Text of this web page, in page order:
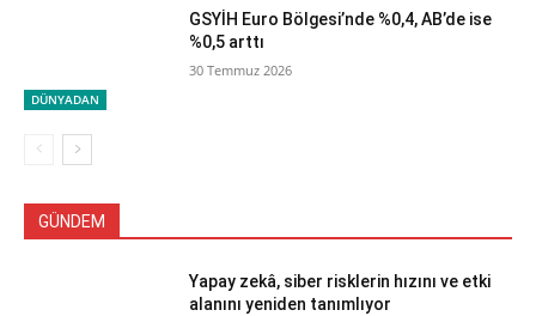
DÜNYADAN
GSYİH Euro Bölgesi’nde %0,4, AB’de ise
%0,5 arttı
30 Temmuz 2026
GÜNDEM
Yapay zekâ, siber risklerin hızını ve etki
alanını yeniden tanımlıyor